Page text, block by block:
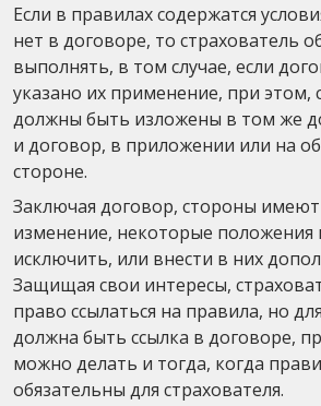
Если в правилах содержатся
нет в договоре, то страхователь
выполнять, в том случае, если
указано их применение, при этом,
должны быть изложены в том же
и договор, в приложении или на
стороне.
Заключая договор, стороны
изменение, некоторые
исключить, или внести в них
Защищая свои интересы,
право ссылаться на правила, но
должна быть ссылка в договоре,
можно делать и тогда, когда
обязательны для страхователя.